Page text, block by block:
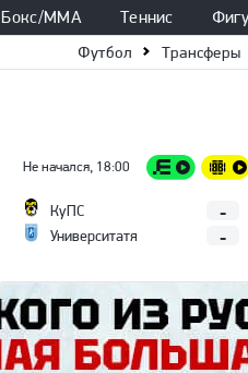
Бокс/ММА Теннис
Футбол Трансферы
Не начался, 18:00
КуПС
Университатя
-
-